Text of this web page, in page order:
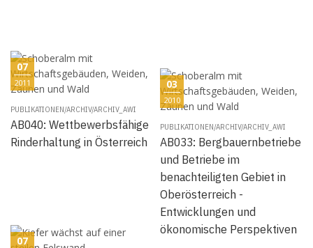
07
2011
PUBLIKATIONEN/ARCHIV/ARCHIV_AWI
AB040: Wettbewerbsfähige
Rinderhaltung in Österreich
03
2010
PUBLIKATIONEN/ARCHIV/ARCHIV_AWI
AB033: Bergbauernbetriebe
und Betriebe im
benachteiligten Gebiet in
Oberösterreich -
Entwicklungen und
ökonomische Perspektiven
07